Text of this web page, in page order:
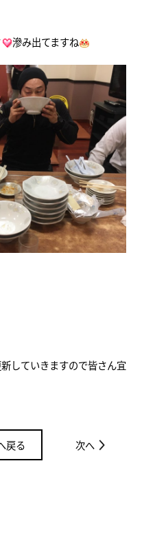
滲み出てますね
していきますので皆さん宜
戻る 次へ